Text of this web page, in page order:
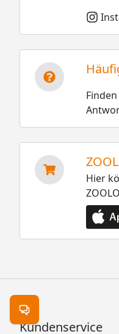
Hier
Kundenservice
Kontakt öffnen